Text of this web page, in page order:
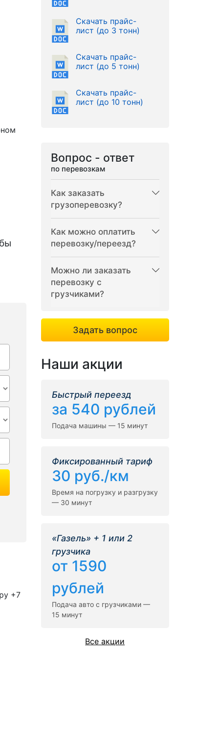
+7
Скачать прайс-
лист (до 3 тонн)
Скачать прайс-
лист (до 5 тонн)
Скачать прайс-
лист (до 10 тонн)
Вопрос - ответ
по перевозкам
Как заказать
грузоперевозку?
Как можно оплатить
перевозку/переезд?
Можно ли заказать
перевозку с
грузчиками?
Задать вопрос
Наши акции
Быстрый переезд
за 540 рублей
Подача машины — 15 минут
Фиксированный тариф
30 руб./км
Время на погрузку и разгрузку
— 30 минут
«Газель» + 1 или 2
грузчика
от 1590
рублей
Подача авто с грузчиками —
15 минут
Все акции